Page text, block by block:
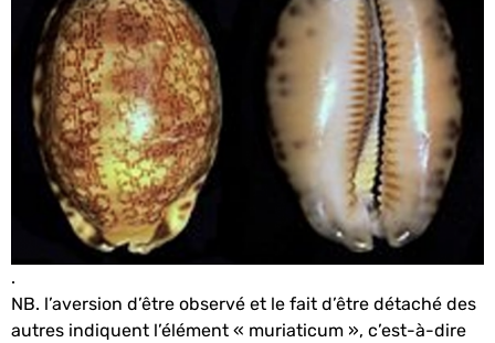
.
NB. l’aversion d’être observé et le fait d’être détaché des
autres indiquent l’élément « muriaticum », c’est-à-dire